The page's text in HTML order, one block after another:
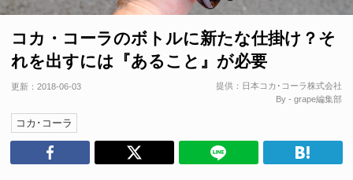
コカ・コーラのボトルに新たな仕掛け？そ
れを出すには『あること』が必要
更新： 2018-06-03 提供： 日本コカ･コーラ株式会社
By - grape編集部
コカ･コーラ